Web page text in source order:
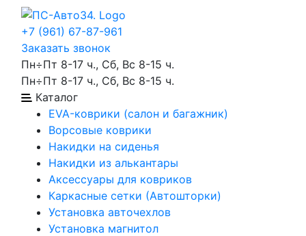
+7 (961) 67-87-961
Заказать звонок
Пн÷Пт 8-17 ч., Сб, Вс 8-15 ч.
Пн÷Пт 8-17 ч., Сб, Вс 8-15 ч.
Каталог
EVA-коврики (салон и багажник)
Ворсовые коврики
Накидки на сиденья
Накидки из алькантары
Аксессуары для ковриков
Каркасные сетки (Автошторки)
Установка авточехлов
Установка магнитол